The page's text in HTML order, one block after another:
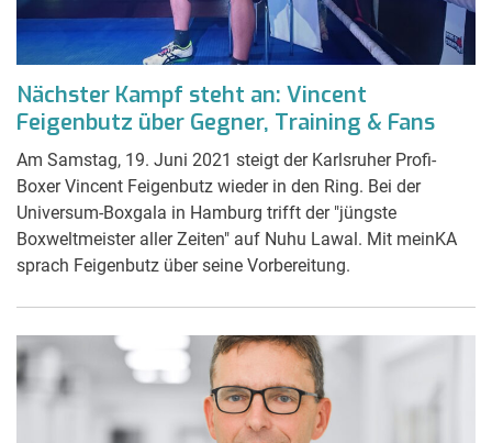
Nächster Kampf steht an: Vincent
Feigenbutz über Gegner, Training & Fans
Am Samstag, 19. Juni 2021 steigt der Karlsruher Profi-
Boxer Vincent Feigenbutz wieder in den Ring. Bei der
Universum-Boxgala in Hamburg trifft der "jüngste
Boxweltmeister aller Zeiten" auf Nuhu Lawal. Mit meinKA
sprach Feigenbutz über seine Vorbereitung.